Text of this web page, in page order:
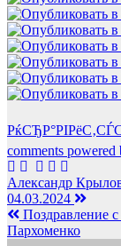
comments
Навигация
по
записям
Александр
04.03.2024
Поздравление
Пархоменко